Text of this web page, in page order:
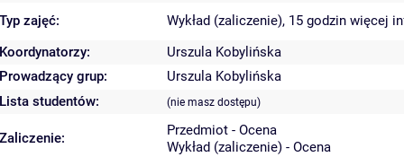
Typ zajęć:
Wykład (zaliczenie), 15 godzin więcej
Koordynatorzy:
Urszula Kobylińska
Prowadzący grup:
Urszula Kobylińska
Lista studentów:
(nie masz dostępu)
Zaliczenie:
Przedmiot - Ocena
Wykład (zaliczenie) - Ocena